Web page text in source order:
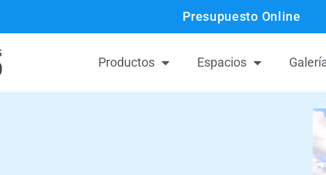
Presupuesto Online
Productos Espacios